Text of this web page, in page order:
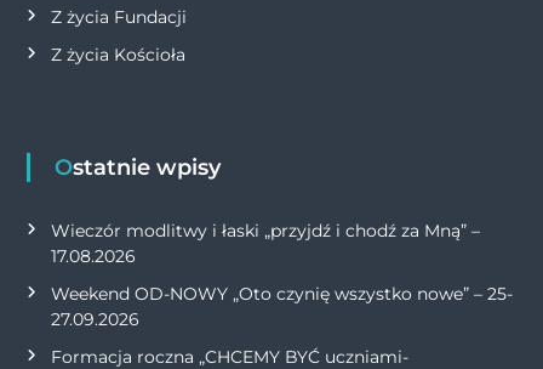
Z życia Fundacji
Z życia Kościoła
Ostatnie wpisy
Wieczór modlitwy i łaski „przyjdź i chodź za Mną” –
17.08.2026
Weekend OD-NOWY „Oto czynię wszystko nowe” – 25-
27.09.2026
Formacja roczna „CHCEMY BYĆ uczniami-